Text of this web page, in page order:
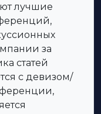
лучшие
за
статей
с девизом/